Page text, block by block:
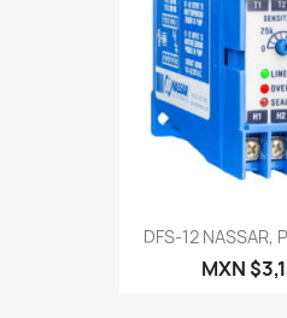
DFS-12 NASSAR,
MXN